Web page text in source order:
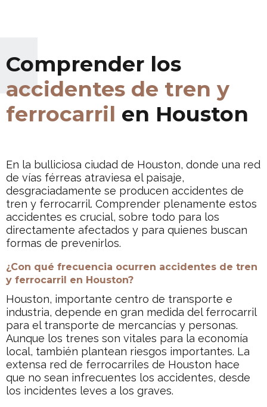
Comprender los
accidentes de tren y
ferrocarril en Houston
En la bulliciosa ciudad de Houston, donde una red
de vías férreas atraviesa el paisaje,
desgraciadamente se producen accidentes de
tren y ferrocarril. Comprender plenamente estos
accidentes es crucial, sobre todo para los
directamente afectados y para quienes buscan
formas de prevenirlos.
¿Con qué frecuencia ocurren accidentes de tren
y ferrocarril en Houston?
Houston, importante centro de transporte e
industria, depende en gran medida del ferrocarril
para el transporte de mercancías y personas.
Aunque los trenes son vitales para la economía
local, también plantean riesgos importantes. La
extensa red de ferrocarriles de Houston hace
que no sean infrecuentes los accidentes, desde
los incidentes leves a los graves.